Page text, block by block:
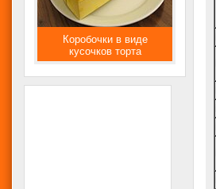
Коробочки в виде
кусочков торта